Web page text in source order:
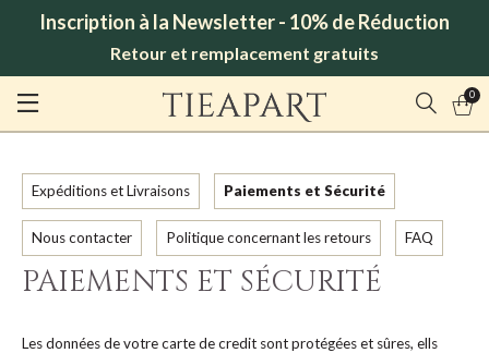
Inscription à la Newsletter - 10% de Réduction
Retour et remplacement gratuits
0
Expéditions et Livraisons Paiements et Sécurité
Nous contacter Politique concernant les retours FAQ
PAIEMENTS ET SÉCURITÉ
Les données de votre carte de credit sont protégées et sûres, ells